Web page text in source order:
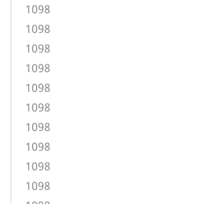
1098
1098
1098
1098
1098
1098
1098
1098
1098
1098